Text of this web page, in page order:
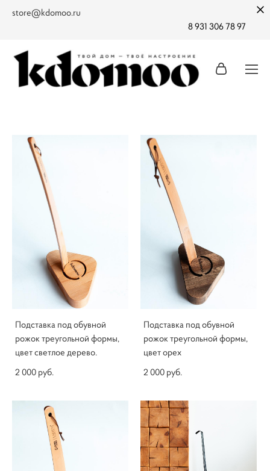
store@kdomoo.ru
8 931 306 78 97
Подставка под обувной
рожок треугольной формы,
цвет светлое дерево.
2 000 pуб.
Подставка под обувной
рожок треугольной формы,
цвет орех
2 000 pуб.